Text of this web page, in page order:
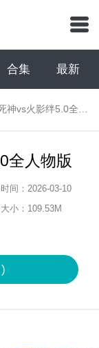
合集 最新
神vs火影绊5.0全人物版
全人物版
时间： 2026-03-10
大小： 109.53M